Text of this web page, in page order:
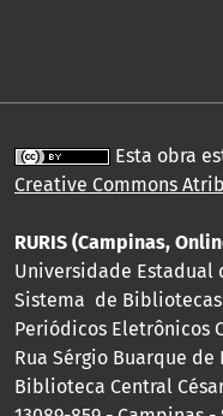
Esta obra
Creative Commons
RURIS (Campinas,
Universidade Estadual
Sistema de
Periódicos Eletrônicos
Rua Sérgio Buarque de
Biblioteca Central